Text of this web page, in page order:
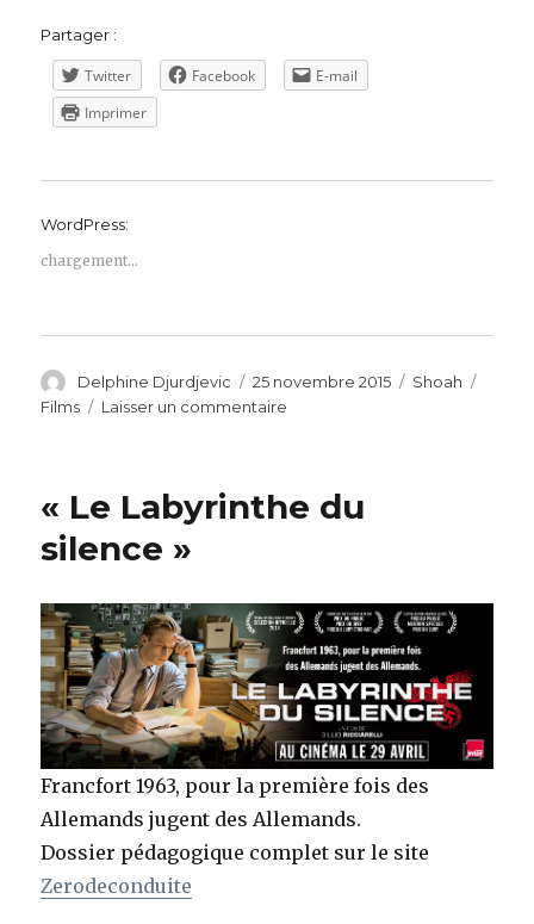
Partager :
Twitter Facebook
E-mail
Imprimer
WordPress:
chargement…
Auteur
Delphine Djurdjevic
Publié
le
25 novembre 2015 Catégories
Shoah
Films
Laisser un commentaire
Le
« Le Labyrinthe du
silence »
Francfort 1963, pour la première fois des
Allemands jugent des Allemands.
Dossier pédagogique complet sur le site
Zerodeconduite